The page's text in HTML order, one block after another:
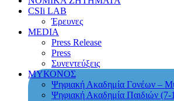
CSIi LAB
Έρευνες
MEDIA
Press Release
Press
Συνεντεύξεις
ΜΥΚΟΝΟΣ
Ψηφιακή Ακαδημία Γονέων –
Ψηφιακή Ακαδημία Παιδιών